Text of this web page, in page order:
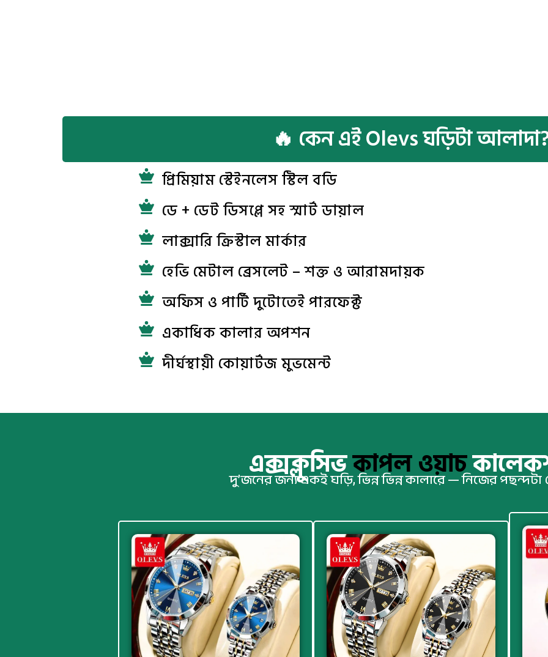
🔥 কেন এই Olevs ঘড়িটা
প্রিমিয়াম স্টেইনলেস স্টিল বডি
ডে + ডেট ডিসপ্লে সহ স্মার্ট ডায়াল
লাক্সারি ক্রিস্টাল মার্কার
হেভি মেটাল ব্রেসলেট – শক্ত ও আরামদায়ক
অফিস ও পার্টি দুটোতেই পারফেক্ট
একাধিক কালার অপশন
দীর্ঘস্থায়ী কোয়ার্টজ মুভমেন্ট
এক্সক্লুসিভকাপল ওয়াচ
দু’জনের জন্য একই ঘড়ি, ভিন্ন ভিন্ন কালারে — নিজের পছন্দটা